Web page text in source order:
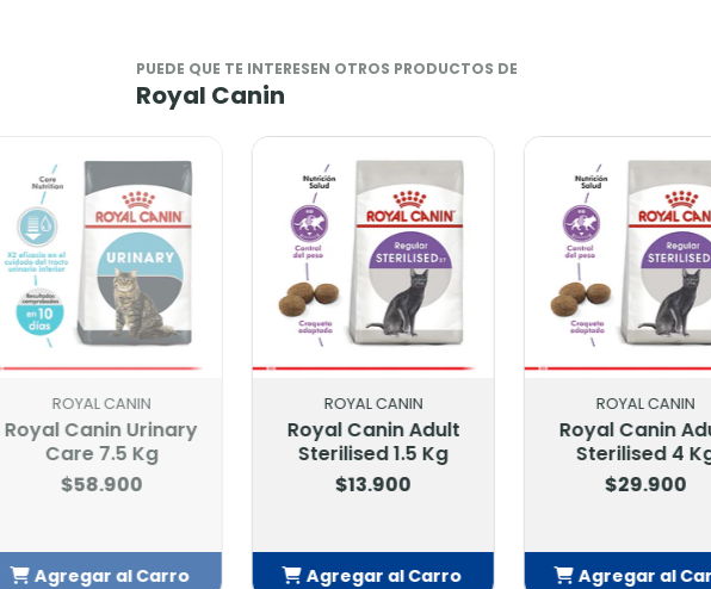
PUEDE QUE TE INTERESEN OTROS PRODUCTOS DE
Royal Canin
Royal Canin Adult
Sterilised 1.5 Kg
Agregar al Carro
Royal Canin Adult
Sterilised 4 Kg
Agregar al Carro